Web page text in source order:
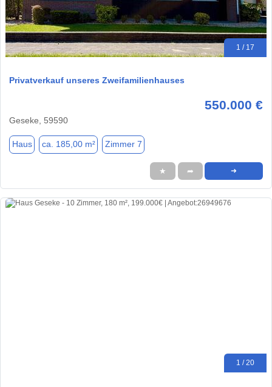
1 / 17
Privatverkauf unseres Zweifamilienhauses
550.000 €
Geseke, 59590
Haus ca. 185,00 m² Zimmer 7
★ ➦ ➜
1 / 20